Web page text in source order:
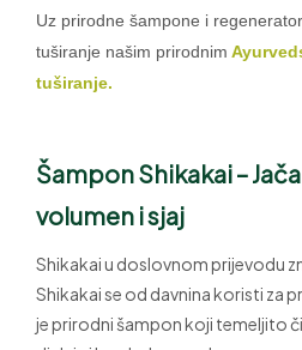
Uz prirodne šampone i
tuširanje našim prirodnim
tuširanje.
Šampon Shikakai –
volumen i sjaj
Shikakai u doslovnom prijevodu
Shikakai se od davnina koristi za
je prirodni šampon koji temeljito